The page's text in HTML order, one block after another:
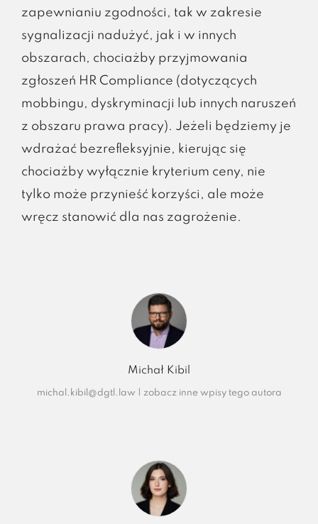
zapewnianiu zgodności, tak w zakresie
sygnalizacji nadużyć, jak i w innych
obszarach, chociażby przyjmowania
zgłoszeń HR Compliance (dotyczących
mobbingu, dyskryminacji lub innych naruszeń
z obszaru prawa pracy). Jeżeli będziemy je
wdrażać bezrefleksyjnie, kierując się
chociażby wyłącznie kryterium ceny, nie
tylko może przynieść korzyści, ale może
wręcz stanowić dla nas zagrożenie.
Michał Kibil
michal.kibil@dgtl.law zobacz inne wpisy tego autora